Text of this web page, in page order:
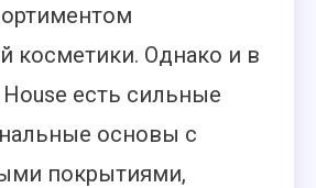
косметики. Однако и в
House есть сильные
основы с
покрытиями,